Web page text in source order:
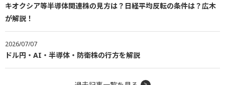
キオクシア等半導体関連株の見方は？日経平均反転の条件は？広木
が解説！
2026/07/07
ドル円・AI・半導体・防衛株の行方を解説